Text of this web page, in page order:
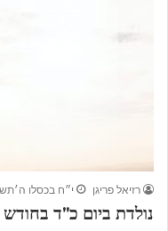
רזיאל פריגן י״ח בכסלו ה׳תשפ״ב
נולדת ביום כ”ד